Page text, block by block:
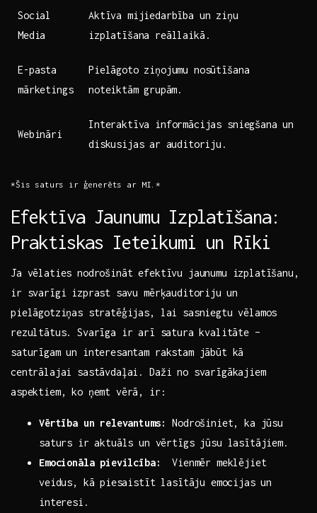
Social
Media
Aktīva mijiedarbība un ziņu
izplatīšana reāllaikā.
E-pasta
mārketings
Pielāgoto​ ziņojumu nosūtīšana
noteiktām⁤ grupām.
Webināri
Interaktīva informācijas sniegšana un
diskusijas ar⁣ auditoriju.
*Šis saturs ir ģenerēts ar MI.*
Efektīva​ Jaunumu Izplatīšana:
Praktiskas ⁣Ieteikumi un Rīki
Ja vēlaties nodrošināt efektīvu jaunumu izplatīšanu,
ir svarīgi izprast⁤ savu​ mērķauditoriju⁣ un
pielāgotziņas stratēģijas, lai sasniegtu vēlamos
rezultātus. Svarīga ir⁤ arī satura kvalitāte –
saturīgam un interesantam rakstam jābūt kā
centrālajai sastāvdaļai.​ Daži no svarīgākajiem⁢
aspektiem, ‍ko ņemt vērā, ir:
Vērtība un relevantums:
Nodrošiniet, ka jūsu
saturs ir aktuāls un vērtīgs jūsu lasītājiem.
Emocionāla pievilcība:
​ Vienmēr meklējiet
veidus, kā ⁤piesaistīt‍ lasītāju emocijas un
interesi.